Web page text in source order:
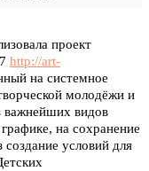
проект
http://art-
на системное
молодёжи и
важнейших видов
на сохранение
условий для